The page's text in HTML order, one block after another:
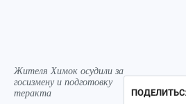
Жителя Химок осудили за
госизмену и подготовку
теракта